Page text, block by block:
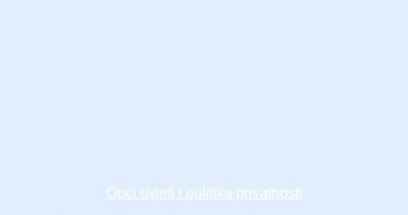
Opći uvjeti i politika privatnosti